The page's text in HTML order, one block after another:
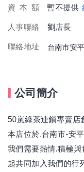
資 本 額 暫不提供
人事聯絡 劉店長
聯絡地址 台南市安
公司簡介
50嵐綠茶連鎖專賣店
本店位於.台南市-安
我們需要熱情.積極
起共同加入我們的行